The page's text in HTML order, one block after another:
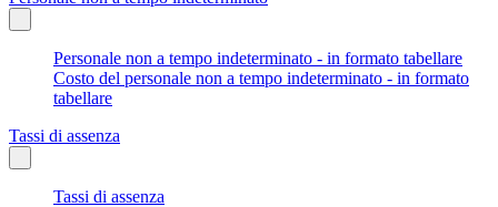
Personale non a tempo indeterminato - in formato tabellare
Costo del personale non a tempo indeterminato - in formato
tabellare
Tassi di assenza
Tassi di assenza